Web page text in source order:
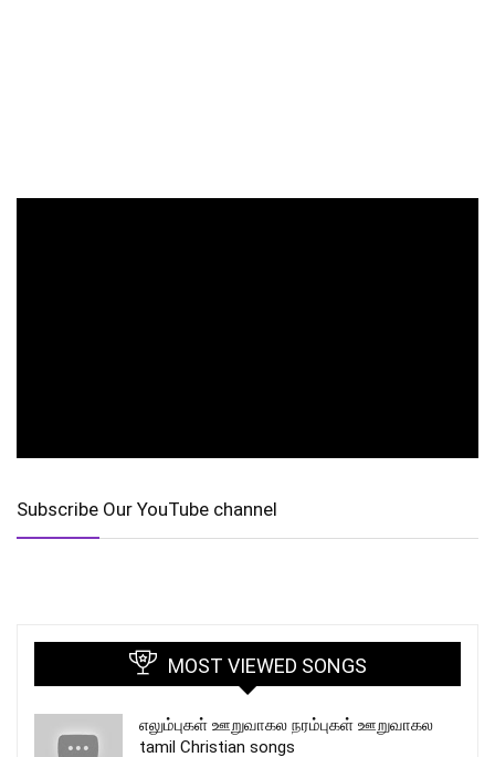
Subscribe Our YouTube channel
MOST VIEWED SONGS
எலும்புகள் ஊறுவாகல நரம்புகள் ஊறுவாகல
tamil Christian songs